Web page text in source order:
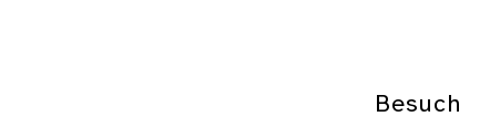
Besuch